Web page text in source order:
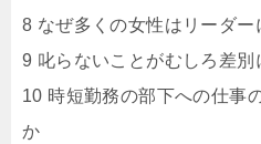
8 なぜ多くの女性はリーダ
9 叱らないことがむしろ差別
10 時短勤務の部下への仕事
か